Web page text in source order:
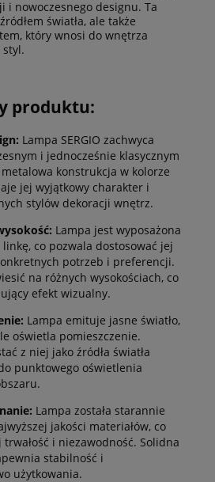
i nowoczesnego designu. Ta
światła, ale także
który wnosi do wnętrza
produktu:
Lampa SERGIO zachwyca
i jednocześnie klasycznym
konstrukcja w kolorze
jej wyjątkowy charakter i
stylów dekoracji wnętrz.
Lampa jest wyposażona
co pozwala dostosować jej
potrzeb i preferencji.
na różnych wysokościach, co
efekt wizualny.
Lampa emituje jasne światło,
oświetla pomieszczenie.
z niej jako źródła światła
punktowego oświetlenia
Lampa została starannie
jakości materiałów, co
i niezawodność. Solidna
stabilność i
użytkowania.